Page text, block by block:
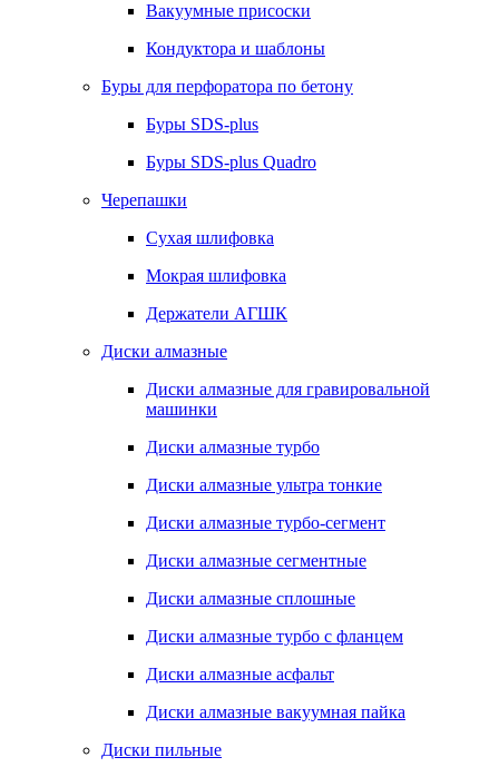
Вакуумные присоски
Кондуктора и шаблоны
Буры для перфоратора по бетону
Буры SDS-plus
Буры SDS-plus Quadro
Черепашки
Сухая шлифовка
Мокрая шлифовка
Держатели АГШК
Диски алмазные
Диски алмазные для гравировальной
машинки
Диски алмазные турбо
Диски алмазные ультра тонкие
Диски алмазные турбо-сегмент
Диски алмазные сегментные
Диски алмазные сплошные
Диски алмазные турбо с фланцем
Диски алмазные асфальт
Диски алмазные вакуумная пайка
Диски пильные